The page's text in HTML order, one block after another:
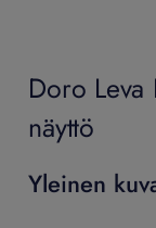
Doro Leva
näyttö
Yleinen